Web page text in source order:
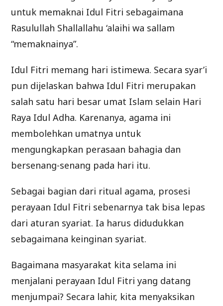
untuk memaknai Idul Fitri sebagaimana
Rasulullah Shallallahu ‘alaihi wa sallam
“memaknainya”.
Idul Fitri memang hari istimewa. Secara syar’i
pun dijelaskan bahwa Idul Fitri merupakan
salah satu hari besar umat Islam selain Hari
Raya Idul Adha. Karenanya, agama ini
membolehkan umatnya untuk
mengungkapkan perasaan bahagia dan
bersenang-senang pada hari itu.
Sebagai bagian dari ritual agama, prosesi
perayaan Idul Fitri sebenarnya tak bisa lepas
dari aturan syariat. Ia harus didudukkan
sebagaimana keinginan syariat.
Bagaimana masyarakat kita selama ini
menjalani perayaan Idul Fitri yang datang
menjumpai? Secara lahir, kita menyaksikan